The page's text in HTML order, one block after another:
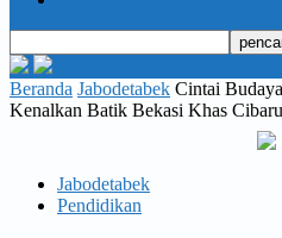
Beranda Jabodetabek Cintai
Kenalkan Batik Bekasi Khas
Jabodetabek
Pendidikan